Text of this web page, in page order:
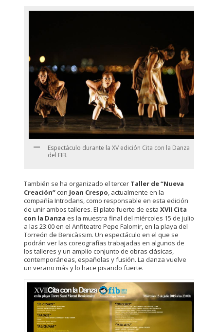
Espectáculo durante la XV edición Cita con la Danza
del FIB.
También se ha organizado el tercer Taller de “Nueva
Creación”con Joan Crespo, actualmente en la
compañía Introdans, como responsable en esta edición
de unir ambos talleres. El plato fuerte de esta XVII Cita
con la Danza es la muestra final del miércoles 15 de julio
a las 23:00 en el Anfiteatro Pepe Falomir, en la playa del
Torreón de Benicàssim. Un espectáculo en el que se
podrán ver las coreografías trabajadas en algunos de
los talleres y un amplio conjunto de obras clásicas,
contemporáneas, españolas y fusión. La danza vuelve
un verano más y lo hace pisando fuerte.